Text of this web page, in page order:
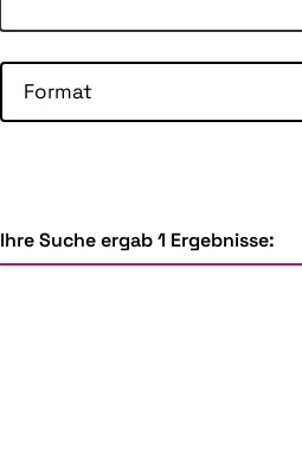
Format
Ihre Suche ergab 1 Ergebnisse: